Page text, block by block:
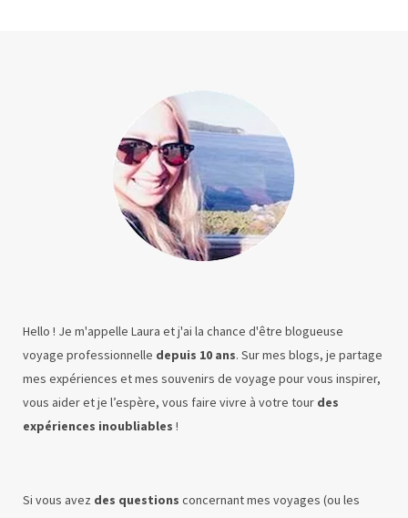
Hello ! Je m'appelle Laura et j'ai la chance d'être blogueuse
voyage professionnelle depuis 10 ans. Sur mes blogs, je partage
mes expériences et mes souvenirs de voyage pour vous inspirer,
vous aider et je l’espère, vous faire vivre à votre tour des
expériences inoubliables !
Si vous avez des questions concernant mes voyages (ou les